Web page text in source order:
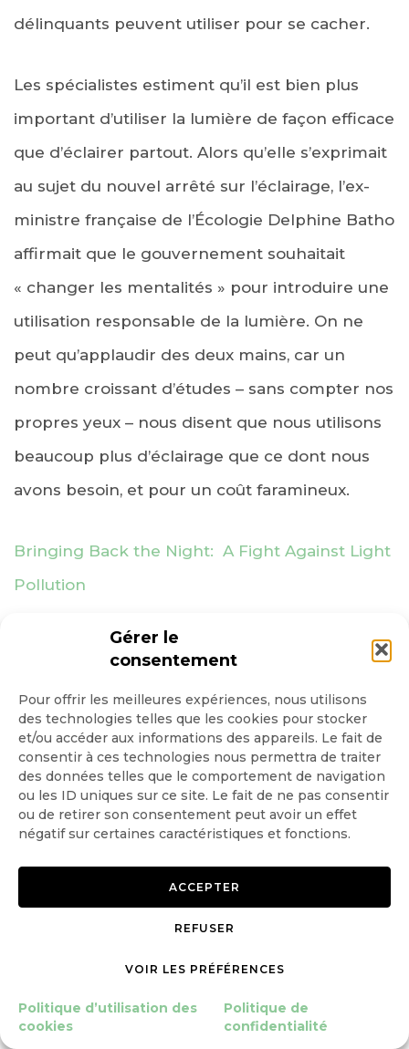
Gérer le
consentement
Pour offrir les meilleures expériences, nous utilisons
des technologies telles que les cookies pour stocker
et/ou accéder aux informations des appareils. Le fait de
consentir à ces technologies nous permettra de traiter
des données telles que le comportement de navigation
ou les ID uniques sur ce site. Le fait de ne pas consentir
ou de retirer son consentement peut avoir un effet
négatif sur certaines caractéristiques et fonctions.
ACCEPTER
REFUSER
VOIR LES PRÉFÉRENCES
Politique d’utilisation des
cookies
Politique de
confidentialité
délinquants peuvent utiliser pour se cacher.
Les spécialistes estiment qu’il est bien plus
important d’utiliser la lumière de façon efficace
que d’éclairer partout. Alors qu’elle s’exprimait
au sujet du nouvel arrêté sur l’éclairage, l’ex-
ministre française de l’Écologie Delphine Batho
affirmait que le gouvernement souhaitait
« changer les mentalités » pour introduire une
utilisation responsable de la lumière. On ne
peut qu’applaudir des deux mains, car un
nombre croissant d’études – sans compter nos
propres yeux – nous disent que nous utilisons
beaucoup plus d’éclairage que ce dont nous
avons besoin, et pour un coût faramineux.
Bringing Back the Night: A Fight Against Light
Pollution
par Paul Bogard
2013-08-14
4 commentaires
lumineuse | Chang...